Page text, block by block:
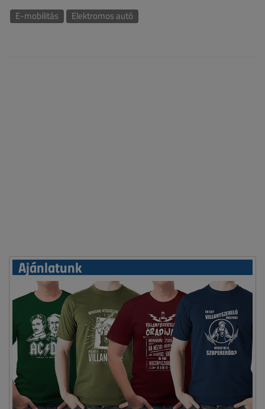
E-mobilitás Elektromos autó
Ajánlatunk